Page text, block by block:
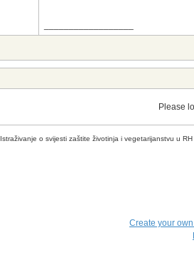
Please
Istraživanje o svijesti zaštite životinja i vegetarijanstvu u RH
Create your